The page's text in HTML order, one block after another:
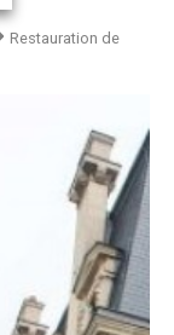
Restauration de